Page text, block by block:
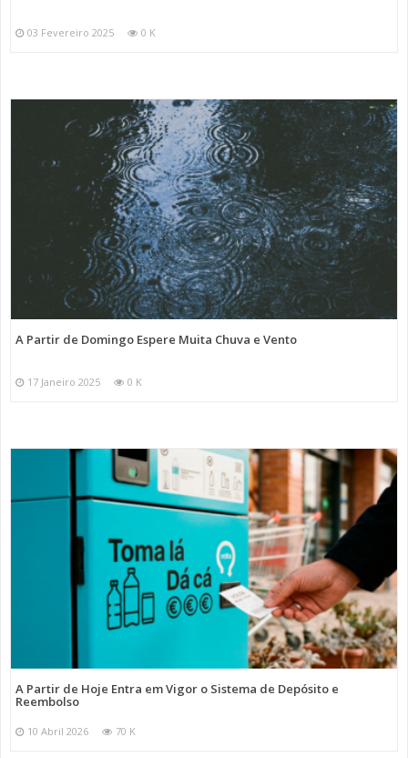
03 Fevereiro 2025 0 K
A Partir de Domingo Espere Muita Chuva e Vento
17 Janeiro 2025 0 K
A Partir de Hoje Entra em Vigor o Sistema de Depósito e
Reembolso
10 Abril 2026 70 K